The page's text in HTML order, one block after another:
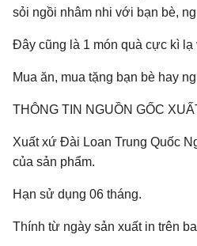
sỏi ngồi nhâm nhi với bạn bè,
Đây cũng là 1 món quà cực kì
Mua ăn, mua tặng bạn bè hay
THÔNG TIN NGUỒN GỐC
Xuất xứ Đài Loan Trung Quốc
của sản phẩm.
Hạn sử dụng 06 tháng.
Thính từ ngày sản xuất in trên